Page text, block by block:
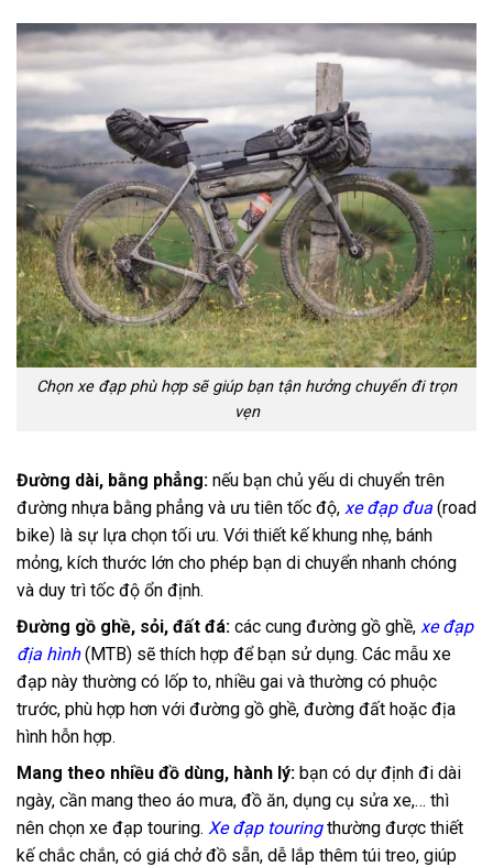
Chọn xe đạp phù hợp sẽ giúp bạn tận hưởng chuyến đi trọn
vẹn
Đường dài, bằng phẳng: nếu bạn chủ yếu di chuyển trên
đường nhựa bằng phẳng và ưu tiên tốc độ, xe đạp đua (road
bike) là sự lựa chọn tối ưu. Với thiết kế khung nhẹ, bánh
mỏng, kích thước lớn cho phép bạn di chuyển nhanh chóng
và duy trì tốc độ ổn định.
Đường gồ ghề, sỏi, đất đá: các cung đường gồ ghề, xe đạp
địa hình (MTB) sẽ thích hợp để bạn sử dụng. Các mẫu xe
đạp này thường có lốp to, nhiều gai và thường có phuộc
trước, phù hợp hơn với đường gồ ghề, đường đất hoặc địa
hình hỗn hợp.
Mang theo nhiều đồ dùng, hành lý: bạn có dự định đi dài
ngày, cần mang theo áo mưa, đồ ăn, dụng cụ sửa xe,… thì
nên chọn xe đạp touring. Xe đạp touringthường được thiết
kế chắc chắn, có giá chở đồ sẵn, dễ lắp thêm túi treo, giúp